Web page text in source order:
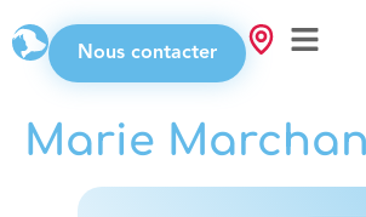
Nous contacter
Marie